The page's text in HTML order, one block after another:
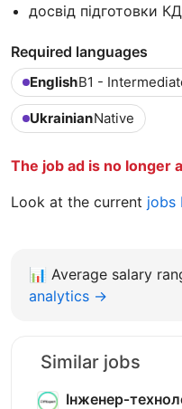
досвід підготовки
Required languages
EnglishB1 -
UkrainianNative
The job ad is no longer
Look at the current jobs
📊 Average salary
analytics →
Similar jobs